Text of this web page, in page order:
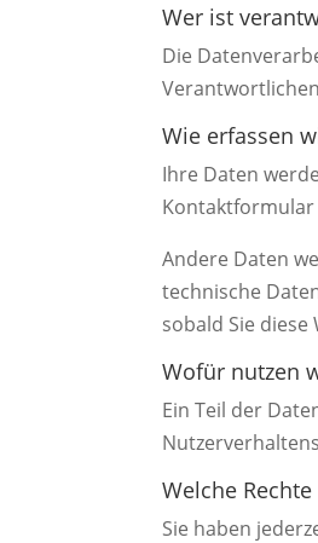
Wer ist
Die
Wie erfassen
Ihre Daten
Kontaktformular
Andere Daten
technische
sobald Sie
Wofür nutzen
Ein Teil der
Welche
Sie haben